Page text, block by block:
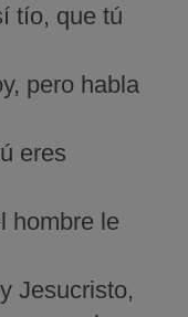
tío, que tú
pero habla
eres
hombre le
Jesucristo,